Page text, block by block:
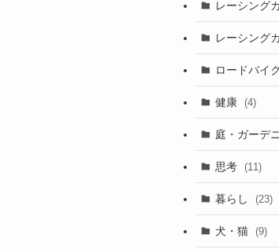
レーシング
レーシング
ロードバイク
健康 (4)
庭・ガーデ
思考 (11)
暮らし (23)
犬・猫 (9)